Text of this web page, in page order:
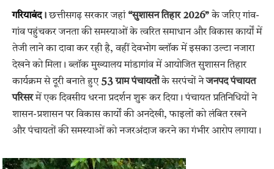
गरियाबंद। छत्तीसगढ़ सरकार जहां“सुशासन तिहार 2026”के जरिए गांव-
गांव पहुंचकर जनता की समस्याओं के त्वरित समाधान और विकास कार्यों में
तेजी लाने का दावा कर रही है, वहीं देवभोग ब्लॉक में इसका उल्टा नजारा
देखने को मिला। ब्लॉक मुख्यालय मांडागांव में आयोजित सुशासन तिहार
कार्यक्रम से दूरी बनाते हुए 53 ग्राम पंचायतोंके सरपंचों नेजनपद पंचायत
परिसरमें एक दिवसीय धरना प्रदर्शन शुरू कर दिया। पंचायत प्रतिनिधियों ने
शासन-प्रशासन पर विकास कार्यों की अनदेखी, फाइलों को लंबित रखने
और पंचायतों की समस्याओं को नजरअंदाज करने का गंभीर आरोप लगाया।